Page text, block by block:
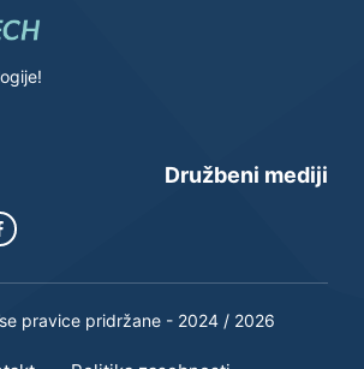
Družbeni mediji
pravice pridržane - 2024 / 2026